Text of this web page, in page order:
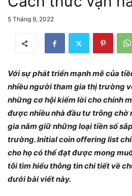
5 Tháng 9, 2022
Với sự phát triển mạnh mẽ của
nhiều người tham gia thị trường
những cơ hội kiếm lời cho chính
được nhiều nhà đầu tư trông chờ
gia nắm giữ những loại tiền số
trường. Initial coin offering list
cho họ có thể đạt được mong
tôi tìm hiểu thông tin chi tiết về
dưới bài viết này.